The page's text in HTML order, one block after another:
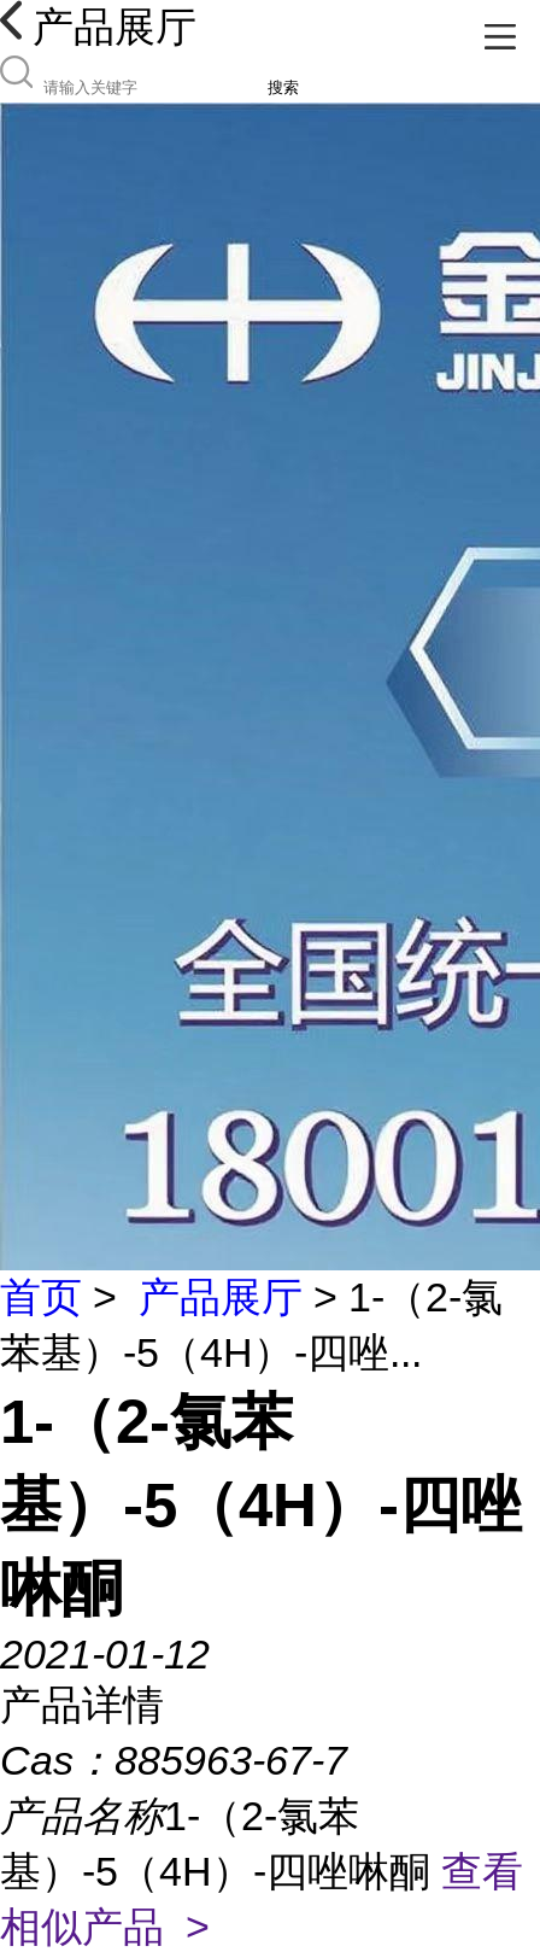
产品展厅
搜索
首页 > 产品展厅 > 1-（2-氯
苯基）-5（4H）-四唑...
1-（2-氯苯
基）-5（4H）-四唑
啉酮
2021-01-12
产品详情
Cas： 885963-67-7
产品名称1-（2-氯苯
基）-5（4H）-四唑啉酮 查看
相似产品 >